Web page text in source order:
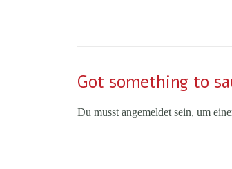
Got something to
Du musst angemeldet sein, um